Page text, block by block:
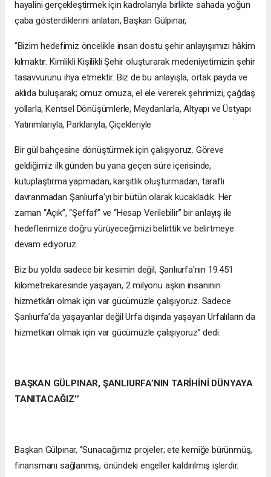
hayalini gerçekleştirmek için kadrolarıyla birlikte sahada yoğun
çaba gösterdiklerini anlatan, Başkan Gülpınar,
‘’Bizim hedefimiz öncelikle insan dostu şehir anlayışımızı hâkim
kılmaktır. Kimlikli Kişilikli Şehir oluşturarak medeniyetimizin şehir
tasavvurunu ihya etmektir. Biz de bu anlayışla, ortak payda ve
aklıda buluşarak; omuz omuza, el ele vererek şehrimizi, çağdaş
yollarla, Kentsel Dönüşümlerle, Meydanlarla, Altyapı ve Üstyapı
Yatırımlarıyla, Parklarıyla, Çiçekleriyle
Bir gül bahçesine dönüştürmek için çalışıyoruz. Göreve
geldiğimiz ilk günden bu yana geçen süre içerisinde,
kutuplaştırma yapmadan, karşıtlık oluşturmadan, taraflı
davranmadan Şanlıurfa'yı bir bütün olarak kucakladık. Her
zaman “Açık”, “Şeffaf” ve “Hesap Verilebilir” bir anlayış ile
hedeflerimize doğru yürüyeceğimizi belirttik ve belirtmeye
devam ediyoruz.
Biz bu yolda sadece bir kesimin değil, Şanlıurfa'nın 19.451
kilometrekaresinde yaşayan, 2 milyonu aşkın insanının
hizmetkârı olmak için var gücümüzle çalışıyoruz. Sadece
Şanlıurfa’da yaşayanlar değil Urfa dışında yaşayan Urfalıların da
hizmetkarı olmak için var gücümüzle çalışıyoruz’’ dedi.
BAŞKAN GÜLPINAR, ŞANLIURFA’NIN TARİHİNİ DÜNYAYA
TANITACAĞIZ’’
Başkan Gülpınar, ‘’Sunacağımız projeler; ete kemiğe bürünmüş,
finansmanı sağlanmış, önündeki engeller kaldırılmış işlerdir.